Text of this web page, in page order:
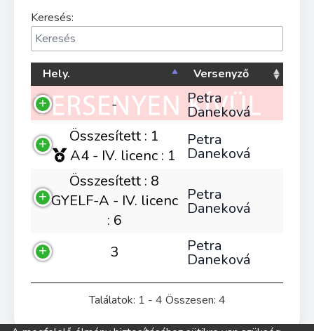
Keresés:
Hely. Versenyző
- Petra
Daneková
Összesített : 1
A4 - IV. licenc : 1
Petra
Daneková
Összesített : 8
GYELF-A - IV. licenc
: 6
Petra
Daneková
3 Petra
Daneková
Találatok: 1 - 4 Összesen: 4